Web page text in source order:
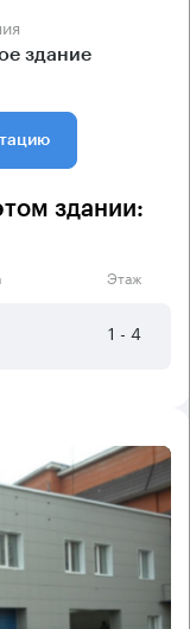
здание
здании:
Этаж
1 - 4